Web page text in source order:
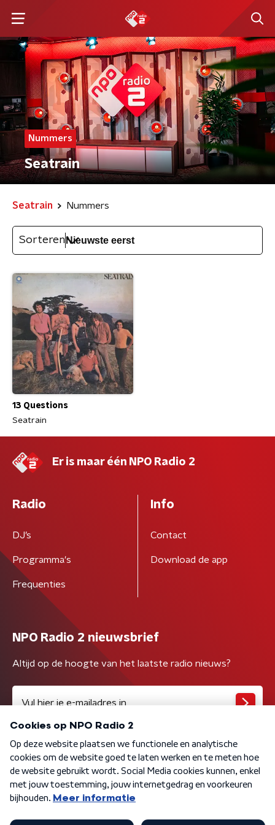
Nummers
Seatrain
Seatrain Nummers
Sorteren
13 Questions
Seatrain
Er is maar één NPO Radio 2
Radio
DJ’s
Programma's
Frequenties
Info
Contact
Download de app
NPO Radio 2 nieuwsbrief
Altijd op de hoogte van het laatste radio nieuws?
Algemene voorwaarden